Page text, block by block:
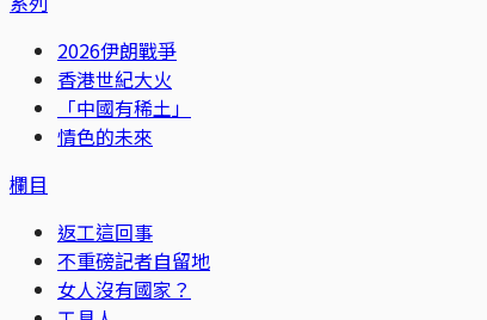
2026伊朗戰爭
香港世紀大火
「中國有稀土」
情色的未來
欄目
返工這回事
不重磅記者自留地
女人沒有國家？